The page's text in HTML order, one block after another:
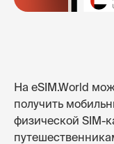
На eSIM.World
получить
физической SIM-